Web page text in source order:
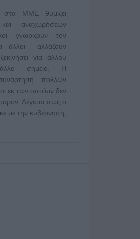
στα ΜΜΕ θυμίζει
αναχωρήσεων
γνωρίζουν τον
άλλοι αλλάζουν
για άλλου
σημείο. Η
συνάρτηση πολλών
εκ των οποίων δεν
Λέγεται πως ο
με την κυβέρνηση,